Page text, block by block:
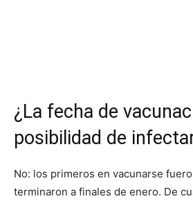
¿La fecha de
posibilidad de
No: los primeros en vacunarse
terminaron a finales de enero. De